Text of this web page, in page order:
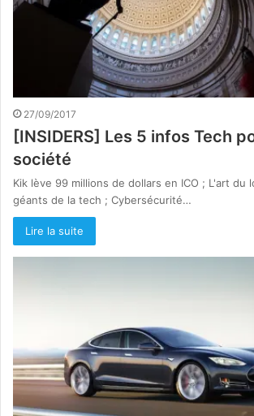
27/09/2017
[INSIDERS] Les 5 infos Tech
société
Kik lève 99 millions de dollars en ICO ; L'art du
géants de la tech ; Cybersécurité…
Lire la suite